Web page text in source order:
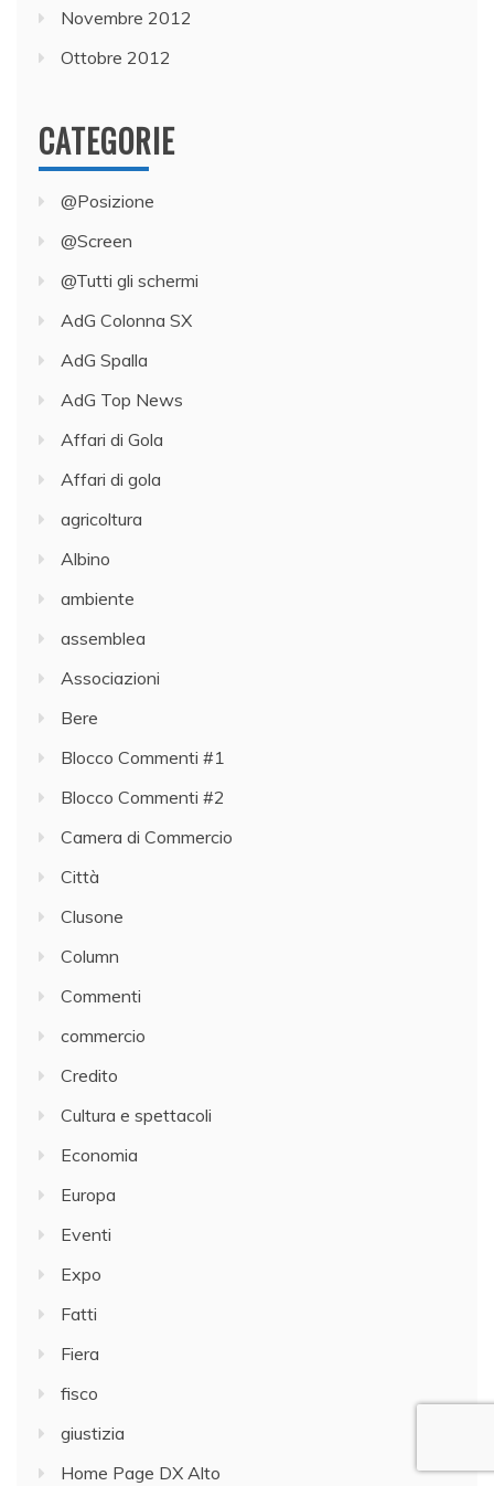
Novembre 2012
Ottobre 2012
CATEGORIE
@Posizione
@Screen
@Tutti gli schermi
AdG Colonna SX
AdG Spalla
AdG Top News
Affari di Gola
Affari di gola
agricoltura
Albino
ambiente
assemblea
Associazioni
Bere
Blocco Commenti #1
Blocco Commenti #2
Camera di Commercio
Città
Clusone
Column
Commenti
commercio
Credito
Cultura e spettacoli
Economia
Europa
Eventi
Expo
Fatti
Fiera
fisco
giustizia
Home Page DX Alto